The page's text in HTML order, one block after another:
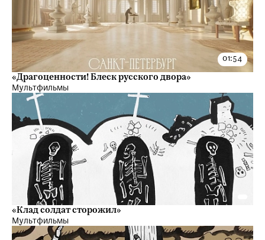
«Драгоценности! Блеск русского двора»
Мультфильмы
«‎Клад солдат сторожил»
Мультфильмы